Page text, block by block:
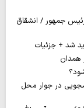
رئیس جمهور / انشقاق
شد + جزئیات
همدان
در جوار محل